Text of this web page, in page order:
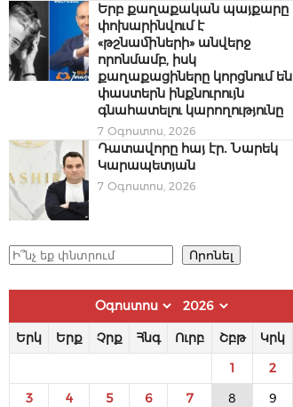
Երբ քաղաքական պայքարը
փոխարինվում է
«թշնամիների» անվերջ
որոնմամբ, իսկ
քաղաքացիները կորցնում են
փաստերն ինքնուրույն
գնահատելու կարողությունը
7 Օգոստոս, 2026
Դատավորը հայ էր․ Նարեկ
Կարապետյան
7 Օգոստոս, 2026
Որոնել Որոնել
Երկ Երք Չրք Հնգ Ուրբ Շբթ Կրկ
1 2
3 4 5 6 7 8 9